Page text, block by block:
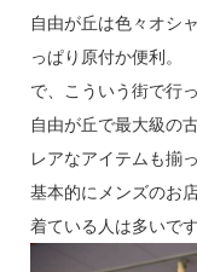
自由が丘は色々オシ
っぱり原付か便利。
で、こういう街で行
自由が丘で最大級の
レアなアイテムも揃
基本的にメンズのお
着ている人は多いです